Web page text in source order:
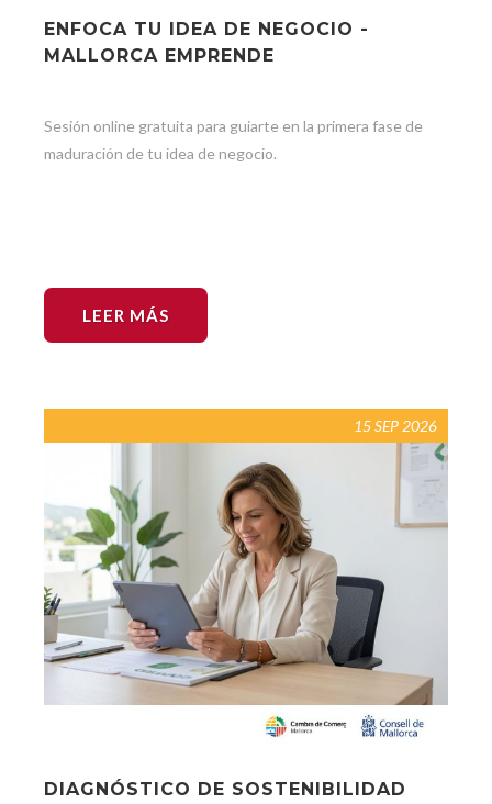
ENFOCA TU IDEA DE NEGOCIO -
MALLORCA EMPRENDE
Sesión online gratuita para guiarte en la primera fase de
maduración de tu idea de negocio.
LEER MÁS
15 SEP 2026
DIAGNÓSTICO DE SOSTENIBILIDAD